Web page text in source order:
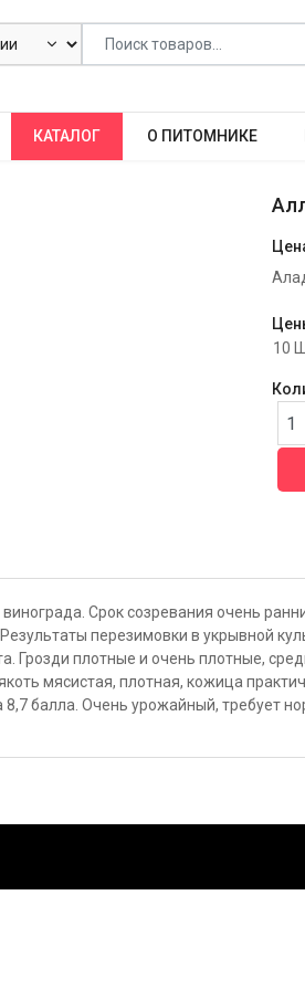
КАТАЛОГ О ПИТОМНИКЕ
10
Срок созревания очень
перезимовки в укрывной
Грозди плотные и очень плотные,
мясистая, плотная, кожица
балла. Очень урожайный, требует